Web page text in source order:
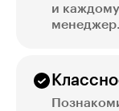
и
менеджер.